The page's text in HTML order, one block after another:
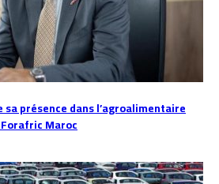
présence dans l’agroalimentaire
Maroc